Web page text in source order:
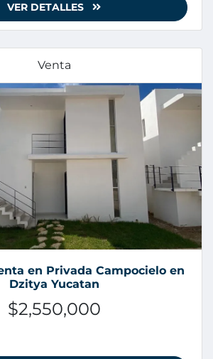
VER DETALLES
Venta
en Privada Campocielo en
Dzitya Yucatan
$2,550,000